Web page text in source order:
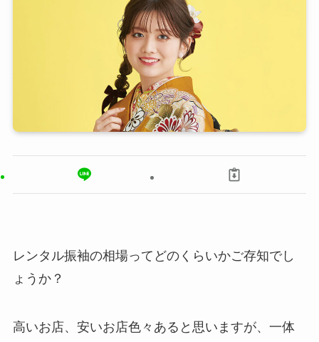
レンタル振袖の相場ってどのくらいかご存知でし
ょうか？
高いお店、安いお店色々あると思いますが、一体